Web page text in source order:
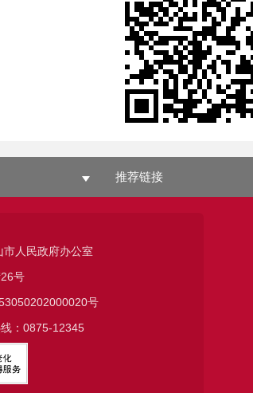
推荐链接
人民政府办公室
号
号
：0875-12345